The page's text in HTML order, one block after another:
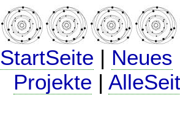
StartSeite | Neues
Projekte |